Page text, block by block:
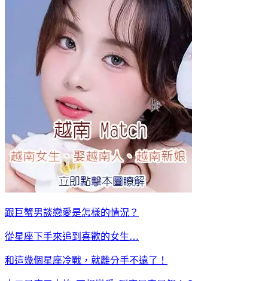
跟巨蟹男談戀愛是怎樣的情況？
從星座下手來追到喜歡的女生…
和這幾個星座冷戰，就離分手不遠了！